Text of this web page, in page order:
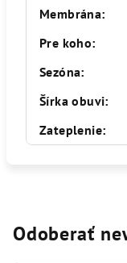
Membrána:
Pre koho:
Sezóna:
Šírka obuvi:
Zateplenie:
Odoberať